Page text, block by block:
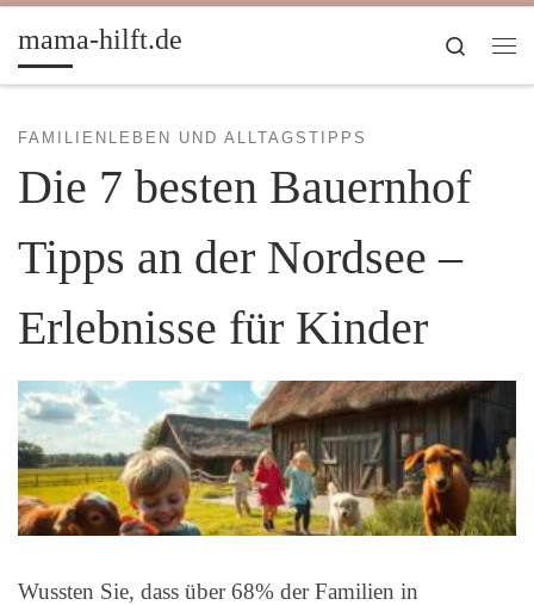
Zum Inhalt springen
mama-hilft.de
Search
FAMILIENLEBEN UND ALLTAGSTIPPS
Die 7 besten Bauernhof
Tipps an der Nordsee –
Erlebnisse für Kinder
Wussten Sie, dass über 68% der Familien in